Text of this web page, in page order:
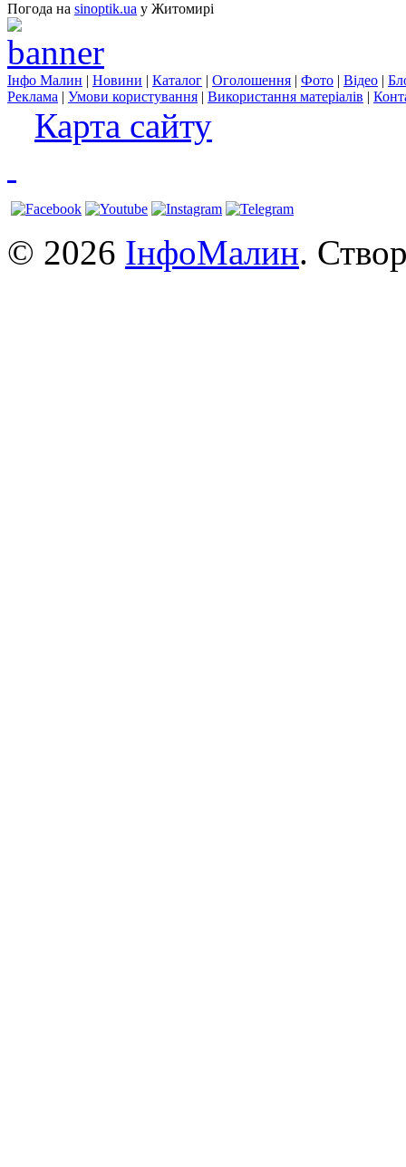
Погода на sinoptik.ua у Житомирі
Інфо Малин | Новини | Каталог | Оголошення | Фото | Відео |
Реклама | Умови користування | Використання матеріалів |
Карта сайту
© 2026 ІнфоМалин.